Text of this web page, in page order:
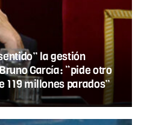
la gestión
García: “pide otro
millones parados”